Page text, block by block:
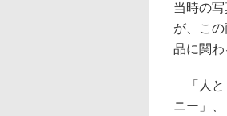
当時の
が、こ
品に関わ
「人と
ニー」